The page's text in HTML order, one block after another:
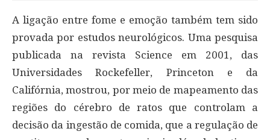
A ligação entre fome e emoção também tem sido
provada por estudos neurológicos. Uma pesquisa
publicada na revista Science em 2001, das
Universidades Rockefeller, Princeton e da
Califórnia, mostrou, por meio de mapeamento das
regiões do cérebro de ratos que controlam a
decisão da ingestão de comida, que a regulação de